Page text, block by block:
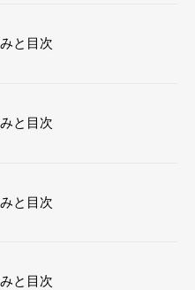
と目次
と目次
と目次
と目次